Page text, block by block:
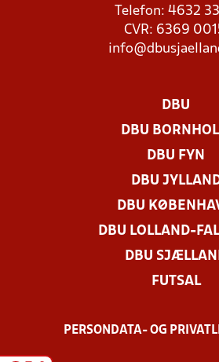
Telefon: 4632
CVR: 6369
DBU
DBU
DBU FYN
DBU
DBU
DBU LOLLAND-
DBU
FUTSAL
PERSONDATA- OG